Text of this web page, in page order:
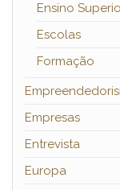
Ensino
Escolas
Formação
Empresas
Entrevista
Europa